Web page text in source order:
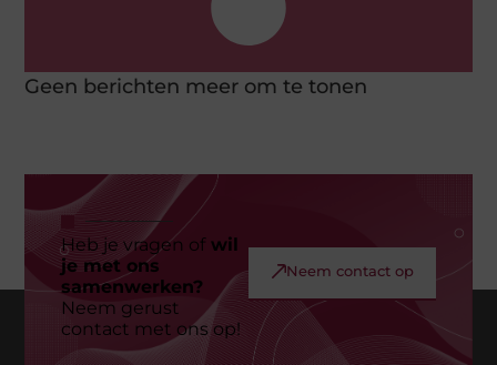
Geen berichten meer om te tonen
Heb je vragen ofwil
je met ons
samenwerken?
Neem gerust
contact met ons op!
Neem contact op